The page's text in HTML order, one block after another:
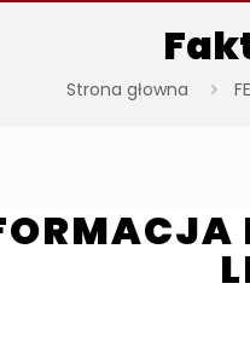
Strona głowna